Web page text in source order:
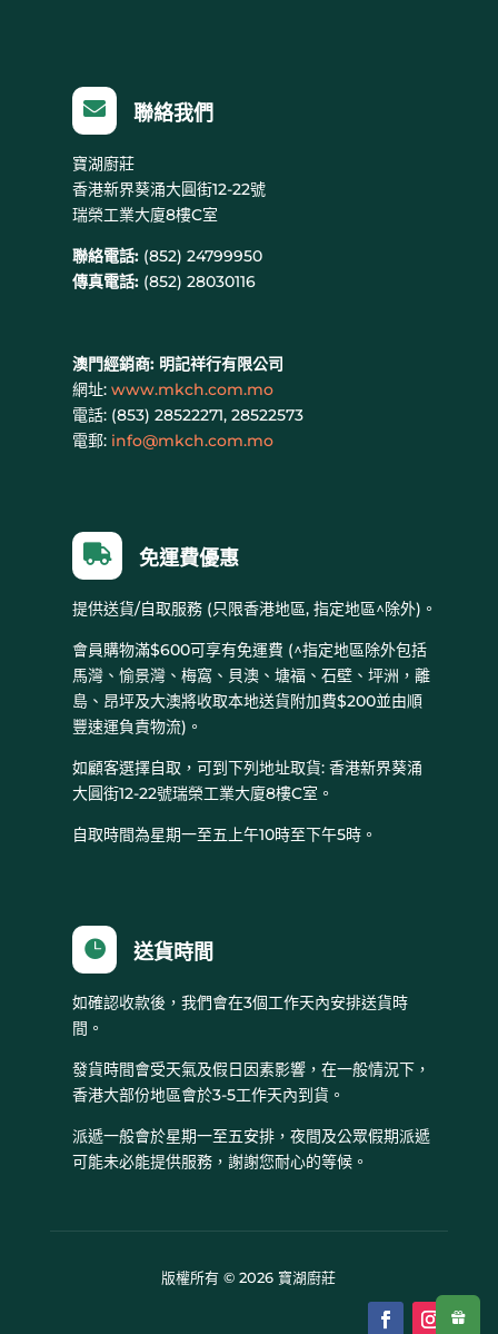
 聯絡我們
寶湖廚莊
香港新界葵涌大圓街12-22號
瑞榮工業大廈8樓C室
聯絡電話: (852) 24799950
傳真電話:(852) 28030116
澳門經銷商: 明記祥行有限公司
網址: www.mkch.com.mo
電話: (853) 28522271, 28522573
電郵: info@mkch.com.mo
 免運費優惠
提供送貨/自取服務 (只限香港地區, 指定地區^除外)。
會員購物滿$600可享有免運費 (^指定地區除外包括
馬灣、愉景灣、梅窩、貝澳、塘福、石壁、坪洲，離
島、昂坪及大澳將收取本地送貨附加費$200並由順
豐速運負責物流)。
如顧客選擇自取，可到下列地址取貨: 香港新界葵涌
大圓街12-22號瑞榮工業大廈8樓C室。
自取時間為星期一至五上午10時至下午5時。
 送貨時間
如確認收款後，我們會在3個工作天內安排送貨時
間。
發貨時間會受天氣及假日因素影響，在一般情況下，
香港大部份地區會於3-5工作天內到貨。
派遞一般會於星期一至五安排，夜間及公眾假期派遞
可能未必能提供服務，謝謝您耐心的等候。
版權所有 © 2026 寶湖廚莊